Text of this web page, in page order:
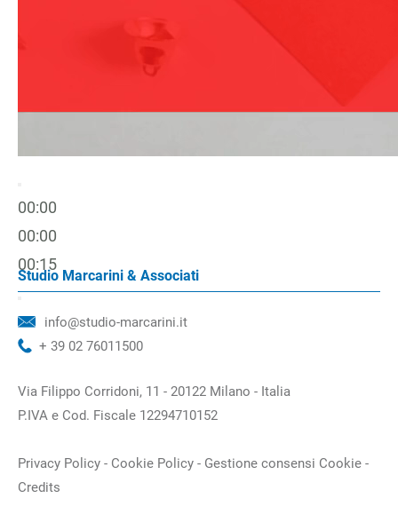
00:00
00:00
00:15
Studio Marcarini & Associati
info@studio-marcarini.it
+ 39 02 76011500
Via Filippo Corridoni, 11 - 20122 Milano - Italia
P.IVA e Cod. Fiscale 12294710152
Privacy Policy Cookie Policy
Gestione consensi Cookie
Credits